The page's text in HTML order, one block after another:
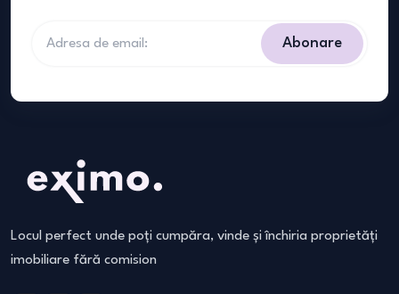
Abonare
Locul perfect unde poți cumpăra, vinde și închiria proprietăți
imobiliare fără comision